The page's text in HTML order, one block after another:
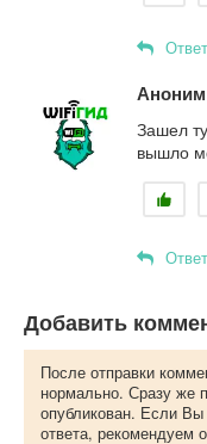
Аноним
Зашел
вышло
Добавить
После отправки
нормально. Сразу же
опубликован. Если Вы
ответа, рекомендуем